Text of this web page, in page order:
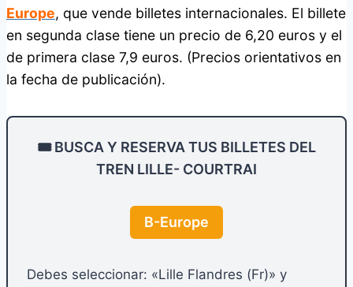
Europe, que vende billetes internacionales. El billete
en segunda clase tiene un precio de 6,20 euros y el
de primera clase 7,9 euros. (Precios orientativos en
la fecha de publicación).
🎟️ BUSCA Y RESERVA TUS BILLETES DEL
TREN LILLE- COURTRAI
B-Europe
Debes seleccionar: «Lille Flandres (Fr)» y